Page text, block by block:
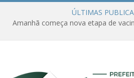
ÚLTIMAS